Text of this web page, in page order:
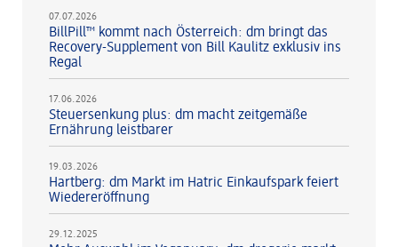
07.07.2026
BillPill™ kommt nach Österreich: dm bringt das
Recovery-Supplement von Bill Kaulitz exklusiv ins
Regal
17.06.2026
Steuersenkung plus: dm macht zeitgemäße
Ernährung leistbarer
19.03.2026
Hartberg: dm Markt im Hatric Einkaufspark feiert
Wiedereröffnung
29.12.2025